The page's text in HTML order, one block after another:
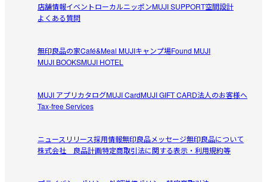
店舗情報イベントローカルニッポンMUJI SUPPORT空間設計
よくある質問
無印良品の家Café&Meal MUJIキャンプ場Found MUJI
MUJI BOOKSMUJI HOTEL
MUJI アプリカタログMUJI CardMUJI GIFT CARD法人のお客様へ
Tax-free Services
ニュースリリース採用情報無印良品メッセージ無印良品について
株式会社 良品計画特定商取引法に関する表示・利用規約等